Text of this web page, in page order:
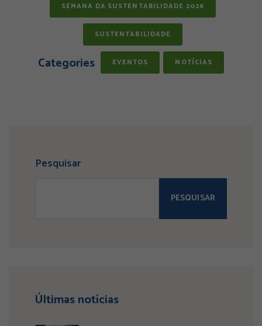
SEMANA DA SUSTENTABILIDADE 2026
SUSTENTABILIDADE
Categories EVENTOS NOTÍCIAS
Pesquisar
PESQUISAR
Últimas notícias